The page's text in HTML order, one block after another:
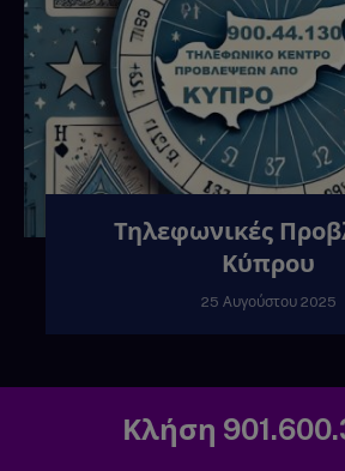
Τηλεφωνικές
Κύπρου
25 Αυγούστου 2025
Κλήση